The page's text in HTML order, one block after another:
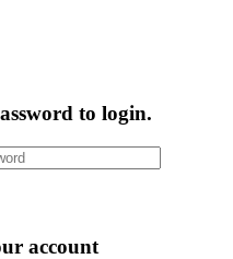
to login.
account